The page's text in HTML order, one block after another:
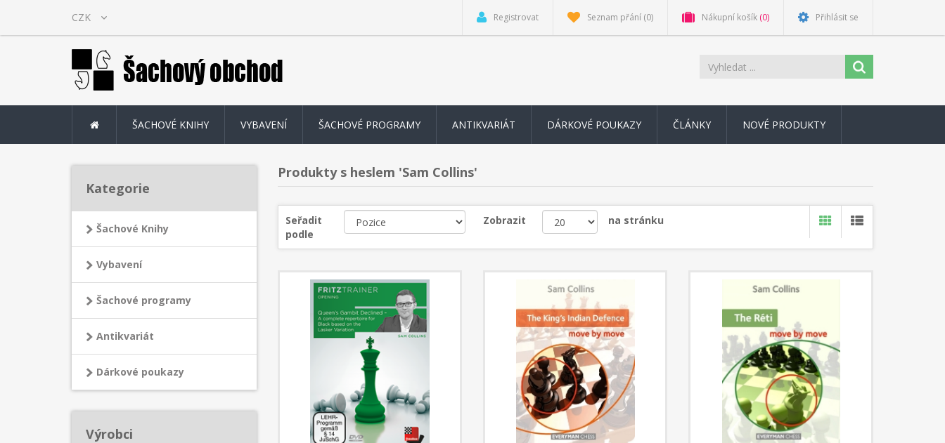
Registrovat Seznam přání (0) Nákupní košík (0) Přihlásit se
ŠACHOVÉ KNIHY VYBAVENÍ ŠACHOVÉ PROGRAMY ANTIKVARIÁT DÁRKOVÉ POUKAZY ČLÁNKY NOVÉ PRODUKTY
Produkty s heslem 'Sam Collins'
Seřadit
podle
Zobrazit na stránku
Kategorie
Šachové Knihy
Vybavení
Šachové programy
Antikvariát
Dárkové poukazy
Výrobci